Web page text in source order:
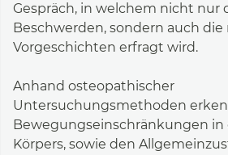
Gespräch, in welchem nicht nur
Beschwerden, sondern auch
Vorgeschichten erfragt wird.
Anhand osteopathischer
Untersuchungsmethoden
Bewegungseinschränkungen in
Körpers, sowie den